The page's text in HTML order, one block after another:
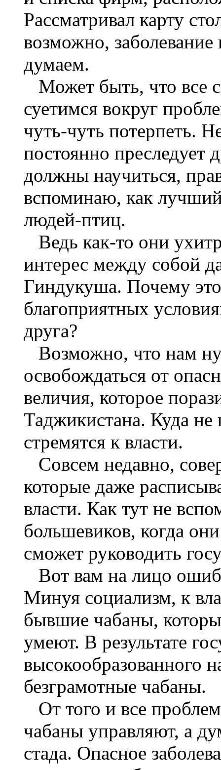
Рассматривал карту
возможно,
думаем.
Может быть, что все
суетимся вокруг
чуть-чуть потерпеть.
постоянно преследует
должны научиться,
вспоминаю, как
людей-птиц.
Ведь как-то они
интерес между собой
Гиндукуша. Почему
благоприятных
друга?
Возможно, что нам
освобождаться от
величия, которое
Таджикистана. Куда
стремятся к власти.
Совсем недавно,
которые даже
власти. Как тут не
большевиков, когда
сможет руководить
Вот вам на лицо
Минуя социализм, к
бывшие чабаны,
умеют. В результате
высокообразованного
безграмотные чабаны.
От того и все
чабаны управляют, а
стада. Опасное